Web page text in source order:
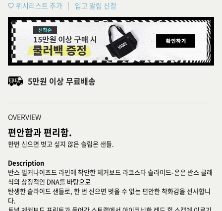
위시리스트 추가 입고 알림 신청
5만원 이상 무료배송
OVERVIEW
편안함과 편리함.
한번 신으면 벗고 싶지 않은 슬립온 샌들.
Description
반스 벌커나이즈드 라인에 착안한 체커보드 라코스타 슬라이드-온은 반스 클래
식의 상징적인 DNA를 바탕으로
탄생한 슬라이드 샌들로, 한 번 신으면 벗을 수 없는 편안한 착화감을 선사합니
다.